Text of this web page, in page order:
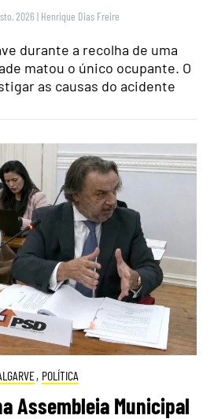
2026 | Henrique Dias Freire
durante a recolha de uma
matou o único ocupante. O
as causas do acidente
, POLÍTICA
Assembleia Municipal